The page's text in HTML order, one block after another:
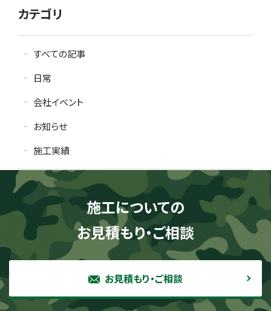
カテゴリ
すべての記事
日常
会社イベント
お知らせ
施工実績
施工についての
お見積もり・ご相談
お見積もり・ご相談